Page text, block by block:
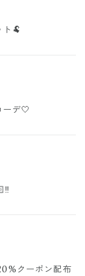
🐏
ーデ🤍
クーポン配布